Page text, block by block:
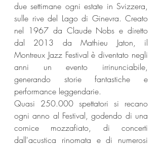
due settimane ogni estate in Svizzera,
sulle rive del Lago di Ginevra. Creato
nel 1967 da Claude Nobs e diretto
dal 2013 da Mathieu Jaton, il
Montreux Jazz Festival è diventato negli
anni un evento irrinunciabile,
generando storie fantastiche e
performance leggendarie.
Quasi 250.000 spettatori si recano
ogni anno al Festival, godendo di una
cornice mozzafiato, di concerti
dall'acustica rinomata e di numerosi